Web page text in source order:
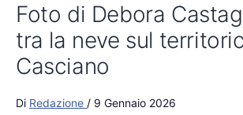
Foto di Debora
tra la neve sul
Casciano
Di Redazione / 9 Gennaio 2026